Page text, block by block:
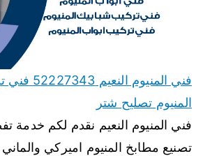
فني المنيوم
المنيوم تصليح شتر
فني المنيوم النعيم نقدم لكم خدمة
تصنيع مطابخ المنيوم اميركي والماني